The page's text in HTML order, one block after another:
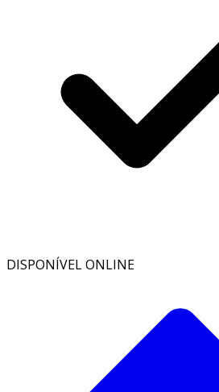
DISPONÍVEL ONLINE